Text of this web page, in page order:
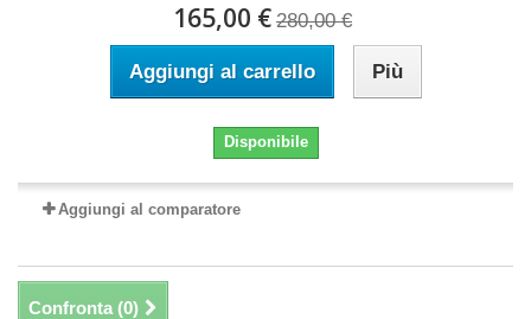
165,00 € 280,00 €
Aggiungi al carrello Più
Disponibile
Aggiungi al comparatore
Confronta (0)